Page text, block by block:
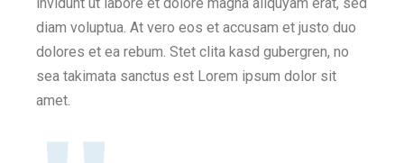
diam voluptua. At vero eos et accusam et justo duo
dolores et ea rebum. Stet clita kasd gubergren, no
sea takimata sanctus est Lorem ipsum dolor sit
amet.